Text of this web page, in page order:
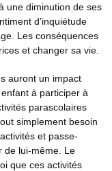
une diminution de ses
d’inquiétude
Les conséquences
et changer sa vie.
auront un impact
à participer à
parascolaires
simplement besoin
et passe-
de lui-même. Le
que ces activités